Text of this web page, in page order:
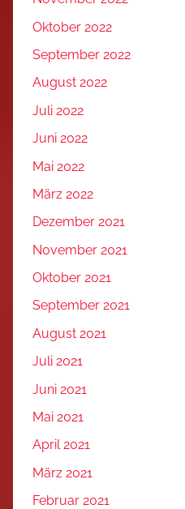
Oktober 2022
September 2022
August 2022
Juli 2022
Juni 2022
Mai 2022
März 2022
Dezember 2021
November 2021
Oktober 2021
September 2021
August 2021
Juli 2021
Juni 2021
Mai 2021
April 2021
März 2021
Februar 2021